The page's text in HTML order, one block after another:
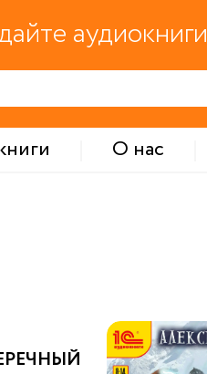
аудиокниги
О нас